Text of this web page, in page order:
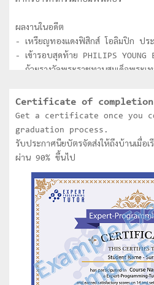
ผลงานในอดีต
- เหรียญทองแดงฟิสิกส์ โอลิมปิก ประ
- เข้ารอบสุดท้าย PHILIPS YOUNG
- ถ้วยรางวัลพระราชทานสมเด็จพระเ
- ชนะเลิศการประกวด Software
Information technology
อุดมศึกษา
- ได้รับคัดเลือกเป็นตัวแทนประเทศไท
Pacific Information
- ชนะเลิศการแข่งขันหุ่นยนต์ระดับปร
- ชนะเลิศการแข่งขันหุ่นยนต์ระดับโลก
Certificate of completion (
Get a certificate once you
graduation process.
รับประกาศนียบัตรจัดส่งให้ถึงบ้านเมื่อ
ผ่าน 90% ขึ้นไป